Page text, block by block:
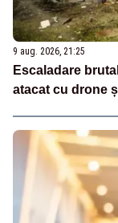
9 aug. 2026, 21:25
Escaladare
atacat cu drone